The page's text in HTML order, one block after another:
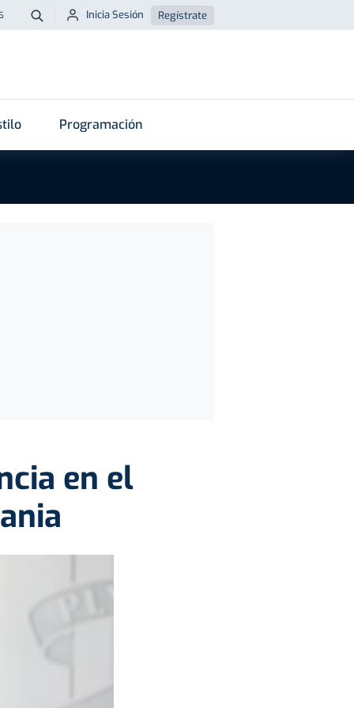
Buscar
Inicia Sesión Regístrate
Programación
en el